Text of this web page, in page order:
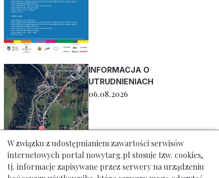
INFORMACJA O
UTRUDNIENIACH
06.08.2026
W związku z udostępnianiem zawartości serwisów
internetowych portal nowytarg.pl stosuje tzw. cookies,
tj. informacje zapisywane przez serwery na urządzeniu